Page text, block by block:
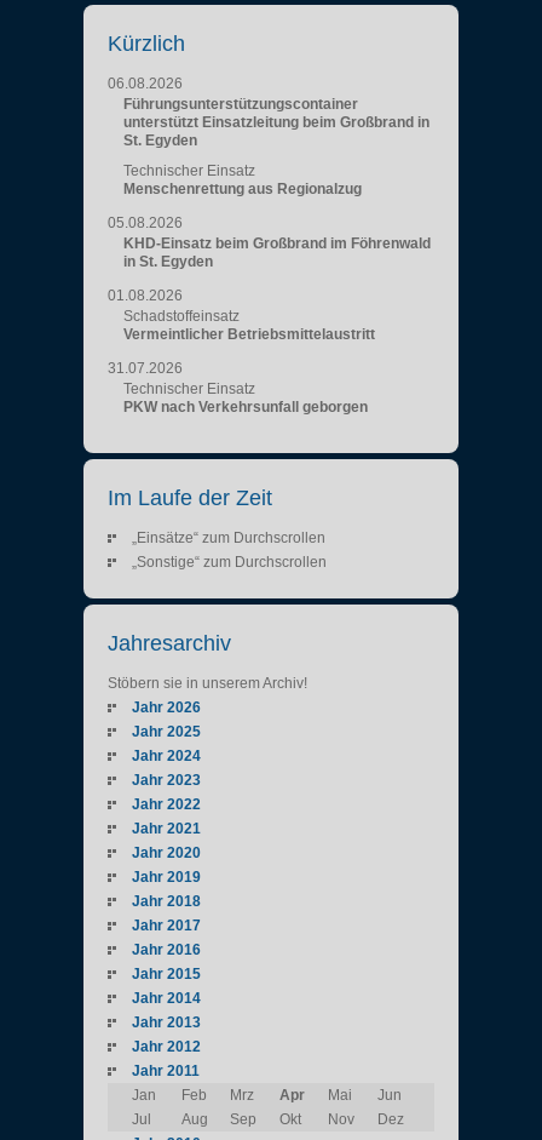
Kürzlich
06.08.2026
Führungsunterstützungscontainer
unterstützt Einsatzleitung beim Großbrand in
St. Egyden
Technischer Einsatz
Menschenrettung aus Regionalzug
05.08.2026
KHD-Einsatz beim Großbrand im Föhrenwald
in St. Egyden
01.08.2026
Schadstoffeinsatz
Vermeintlicher Betriebsmittelaustritt
31.07.2026
Technischer Einsatz
PKW nach Verkehrsunfall geborgen
Im Laufe der Zeit
„Einsätze“ zum Durchscrollen
„Sonstige“ zum Durchscrollen
Jahresarchiv
Stöbern sie in unserem Archiv!
Jahr 2026
Jahr 2025
Jahr 2024
Jahr 2023
Jahr 2022
Jahr 2021
Jahr 2020
Jahr 2019
Jahr 2018
Jahr 2017
Jahr 2016
Jahr 2015
Jahr 2014
Jahr 2013
Jahr 2012
Jahr 2011
Jan
Feb Mrz Apr Mai
Jun
Jul
Aug Sep Okt Nov
Dez